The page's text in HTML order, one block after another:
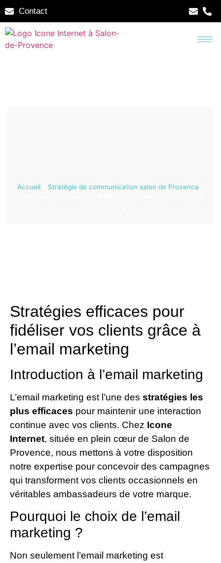
Contact
Accueil» Stratégie de communication salon de Provence»
Stratégies efficaces pour
fidéliser vos clients grâce à
l’email marketing
Introduction à l’email marketing
L’email marketing est l’une des stratégies les
plus efficaces pour maintenir une interaction
continue avec vos clients. Chez Icone
Internet, située en plein cœur de Salon de
Provence, nous mettons à votre disposition
notre expertise pour concevoir des campagnes
qui transforment vos clients occasionnels en
véritables ambassadeurs de votre marque.
Pourquoi le choix de l’email
marketing ?
Non seulement l’email marketing est